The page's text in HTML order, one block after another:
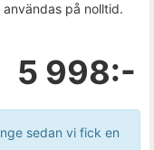
på nolltid.
5 998:-
sedan vi fick en